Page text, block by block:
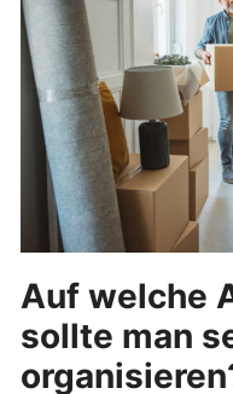
Auf welche
sollte man